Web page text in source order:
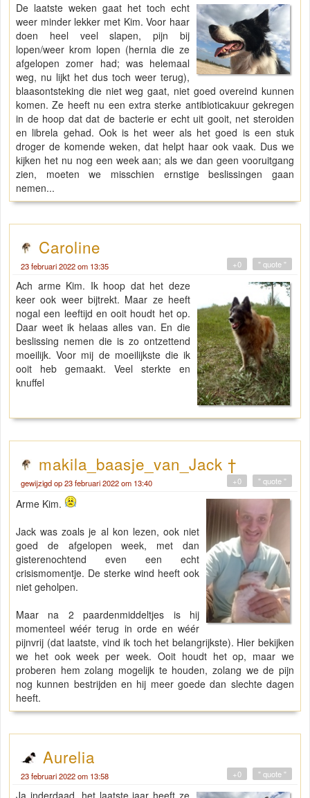
De laatste weken gaat het toch echt
weer minder lekker met Kim. Voor haar
doen heel veel slapen, pijn bij
lopen/weer krom lopen (hernia die ze
afgelopen zomer had; was helemaal
weg, nu lijkt het dus toch weer terug),
blaasontsteking die niet weg gaat, niet goed overeind kunnen
komen. Ze heeft nu een extra sterke antibioticakuur gekregen
in de hoop dat dat de bacterie er echt uit gooit, net steroiden
en librela gehad. Ook is het weer als het goed is een stuk
droger de komende weken, dat helpt haar ook vaak. Dus we
kijken het nu nog een week aan; als we dan geen vooruitgang
zien, moeten we misschien ernstige beslissingen gaan
nemen...
Caroline
23 februari 2022 om 13:35 " quote "
+0
Ach arme Kim. Ik hoop dat het deze
keer ook weer bijtrekt. Maar ze heeft
nogal een leeftijd en ooit houdt het op.
Daar weet ik helaas alles van. En die
beslissing nemen die is zo ontzettend
moeilijk. Voor mij de moeilijkste die ik
ooit heb gemaakt. Veel sterkte en
knuffel
makila_baasje_van_Jack †
gewijzigd op 23 februari 2022 om 13:40 " quote "
+0
Arme Kim.
Jack was zoals je al kon lezen, ook niet
goed de afgelopen week, met dan
gisterenochtend even een echt
crisismomentje. De sterke wind heeft ook
niet geholpen.
Maar na 2 paardenmiddeltjes is hij
momenteel wéér terug in orde en wéér
pijnvrij (dat laatste, vind ik toch het belangrijkste). Hier bekijken
we het ook week per week. Ooit houdt het op, maar we
proberen hem zolang mogelijk te houden, zolang we de pijn
nog kunnen bestrijden en hij meer goede dan slechte dagen
heeft.
Aurelia
23 februari 2022 om 13:58 " quote "
+0